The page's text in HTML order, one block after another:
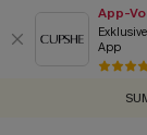
App-
App
GRATIS